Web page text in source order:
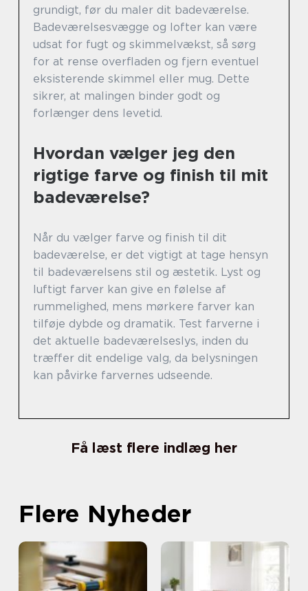
grundigt, før du maler dit badeværelse.
Badeværelsesvægge og lofter kan være
udsat for fugt og skimmelvækst, så sørg
for at rense overfladen og fjern eventuel
eksisterende skimmel eller mug. Dette
sikrer, at malingen binder godt og
forlænger dens levetid.
Hvordan vælger jeg den
rigtige farve og finish til mit
badeværelse?
Når du vælger farve og finish til dit
badeværelse, er det vigtigt at tage hensyn
til badeværelsens stil og æstetik. Lyst og
luftigt farver kan give en følelse af
rummelighed, mens mørkere farver kan
tilføje dybde og dramatik. Test farverne i
det aktuelle badeværelseslys, inden du
træffer dit endelige valg, da belysningen
kan påvirke farvernes udseende.
Få læst flere indlæg her
Flere Nyheder